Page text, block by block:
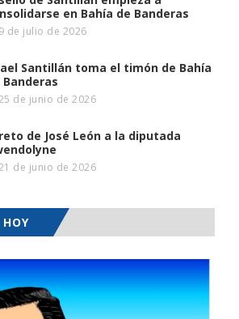
en Bahía de Banderas
9 de julio de 2026
Santillán toma el timón de Bahía
Banderas
de junio de 2026
de José León a la diputada
de junio de 2026